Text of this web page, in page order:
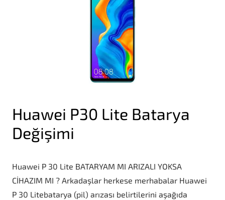
Huawei P30 Lite Batarya
Değişimi
Huawei P 30 Lite BATARYAM MI ARIZALI YOKSA
CİHAZIM MI ? Arkadaşlar herkese merhabalar Huawei
P 30 Litebatarya (pil) arızası belirtilerini aşağıda